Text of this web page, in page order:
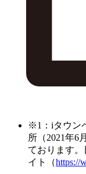
※1：iタウン
所（2021年6
ております
イト（https://